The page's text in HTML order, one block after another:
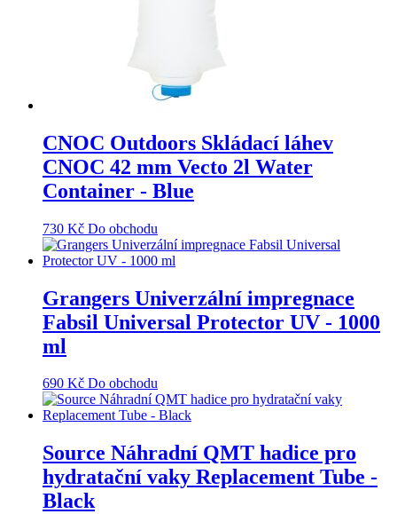
CNOC Outdoors Skládací láhev
CNOC 42 mm Vecto 2l Water
Container - Blue
730 Kč Do obchodu
Grangers Univerzální impregnace
Fabsil Universal Protector UV - 1000
ml
690 Kč Do obchodu
Source Náhradní QMT hadice pro
hydratační vaky Replacement Tube -
Black